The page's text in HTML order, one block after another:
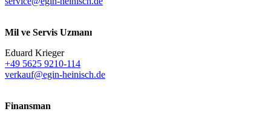
Mil ve Servis Uzmanı
Eduard Krieger
+49 5625 9210-114
verkauf@egin-heinisch.de
Finansman